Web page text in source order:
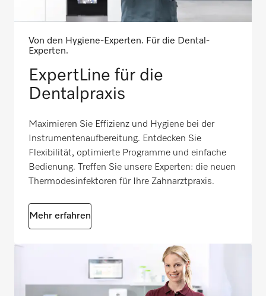
Von den Hygiene-Experten. Für die Dental-
Experten.
ExpertLine für die
Dentalpraxis
Maximieren Sie Effizienz und Hygiene bei der
Instrumentenaufbereitung. Entdecken Sie
Flexibilität, optimierte Programme und einfache
Bedienung. Treffen Sie unsere Experten: die neuen
Thermodesinfektoren für Ihre Zahnarztpraxis.
Mehr erfahren